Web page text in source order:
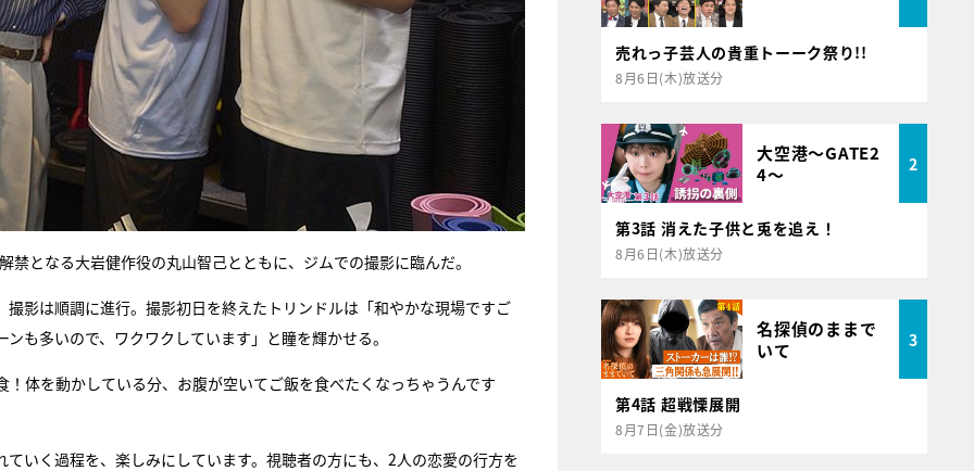
となる大岩健作役の丸山智己とともに、ジムでの撮影に臨んだ。
影は順調に進行。撮影初日を終えたトリンドルは「和やかな現場ですご
も多いので、ワクワクしています」と瞳を輝かせる。
体を動かしている分、お腹が空いてご飯を食べたくなっちゃうんです
いく過程を、楽しみにしています。視聴者の方にも、2人の恋愛の行方を
売れっ子芸人の貴重トーーク祭り!!
8月6日(木)放送分
大空港～GATE2
4～
2
第3話 消えた子供と兎を追え！
8月6日(木)放送分
名探偵のままで
いて
3
第4話 超戦慄展開
8月7日(金)放送分